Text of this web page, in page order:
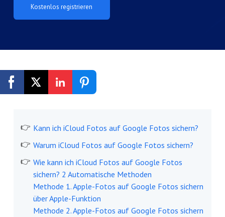
Kostenlos registrieren
Kann ich iCloud Fotos auf Google Fotos sichern?
Warum iCloud Fotos auf Google Fotos sichern?
Wie kann ich iCloud Fotos auf Google Fotos
sichern? 2 Automatische Methoden
Methode 1. Apple-Fotos auf Google Fotos sichern
über Apple-Funktion
Methode 2. Apple-Fotos auf Google Fotos sichern